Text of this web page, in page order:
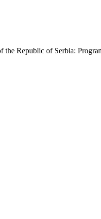
the Republic of Serbia: